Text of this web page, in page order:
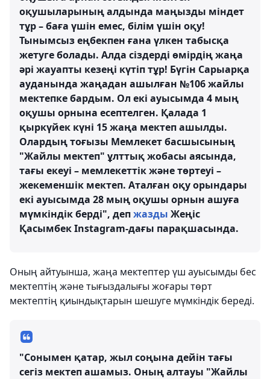
оқушыларының алдында маңызды міндет
тұр – баға үшін емес, білім үшін оқу!
Тынымсыз еңбекпен ғана үлкен табысқа
жетуге болады. Алда сіздерді өмірдің жаңа
әрі жауапты кезеңі күтіп тұр! Бүгін Сарыарқа
ауданында жаңадан ашылған №106 жайлы
мектепке бардым. Ол екі ауысымда 4 мың
оқушы орнына есептелген. Қалада 1
қыркүйек күні 15 жаңа мектеп ашылды.
Олардың тоғызы Мемлекет басшысының
"Жайлы мектеп" ұлттық жобасы аясында,
тағы екеуі – мемлекеттік және төртеуі –
жекеменшік мектеп. Аталған оқу орындары
екі ауысымда 28 мың оқушы орнын ашуға
мүмкіндік берді", депжазды Жеңіс
Қасымбек Instagram-дағы парақшасында.
Оның айтуынша, жаңа мектептер үш ауысымды бес
мектептің және тығыздалығы жоғары төрт
мектептің қиындықтарын шешуге мүмкіндік береді.
"Сонымен қатар, жыл соңына дейін тағы
сегіз мектеп ашамыз. Оның алтауы "Жайлы